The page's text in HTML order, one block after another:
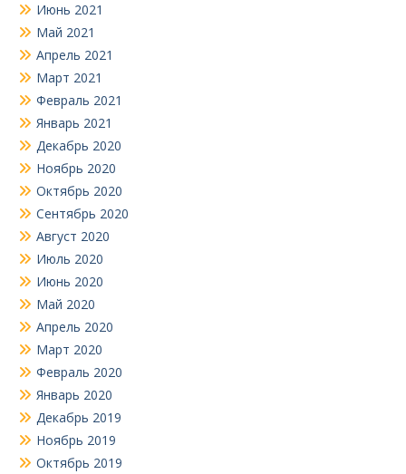
Июнь 2021
Май 2021
Апрель 2021
Март 2021
Февраль 2021
Январь 2021
Декабрь 2020
Ноябрь 2020
Октябрь 2020
Сентябрь 2020
Август 2020
Июль 2020
Июнь 2020
Май 2020
Апрель 2020
Март 2020
Февраль 2020
Январь 2020
Декабрь 2019
Ноябрь 2019
Октябрь 2019